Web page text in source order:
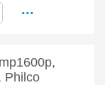
...
Philco